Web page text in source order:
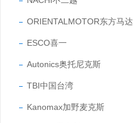
ORIENTALMOTOR东方马达
ESCO喜一
Autonics奥托尼克斯
TBI中国台湾
Kanomax加野麦克斯